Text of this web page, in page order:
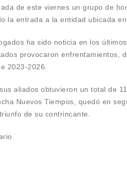
de este viernes un grupo de
la entrada a la entidad ubicada
ha sido noticia en los
provocaron enfrentamientos,
2023-2026.
aliados obtuvieron un total de
Nuevos Tiempos, quedó en
de su contrincante.